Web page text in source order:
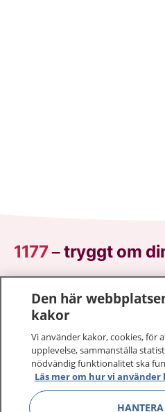
1177–tryggt om
sjukdomar och vilka
Logga in för att läsa din
vårdärenden. Ring
sjukvårdsrådgivning dygnet
1177 ger dig råd när du vill
Den här
kakor
Vi använder kakor, cookies, för
upplevelse, sammanställa
nödvändig funktionalitet ska
Läs mer om hur vi använder